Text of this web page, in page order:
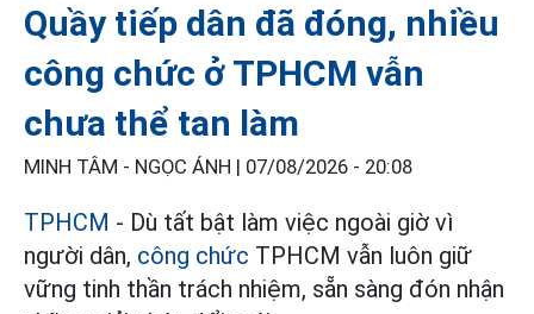
Quầy tiếp dân đã đóng, nhiều
công chức ở TPHCM vẫn
chưa thể tan làm
MINH TÂM - NGỌC ÁNH | 07/08/2026 - 20:08
TPHCM - Dù tất bật làm việc ngoài giờ vì
người dân, công chức TPHCM vẫn luôn giữ
vững tinh thần trách nhiệm, sẵn sàng đón nhận